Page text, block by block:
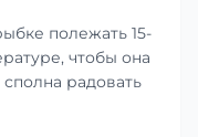
полежать 15-
чтобы она
радовать